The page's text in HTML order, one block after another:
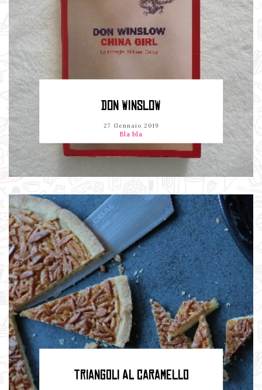
DON WINSLOW
27 Gennaio 2019
Bla bla
TRIANGOLI AL CARAMELLO